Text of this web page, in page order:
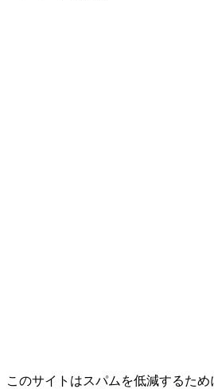
このサイトはスパムを低減するため